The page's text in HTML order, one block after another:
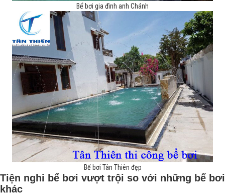
Bể bơi gia đình anh Chánh
Bể bơi Tân Thiên đẹp
Tiện nghi bể bơi vượt trội so với những bể bơi
khác